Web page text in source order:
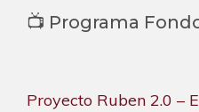
📺 Programa
Proyecto Ruben 2.0 –